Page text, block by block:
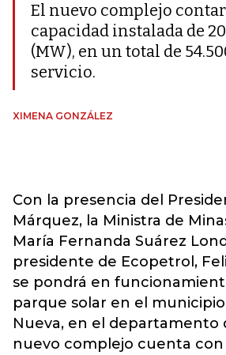
El nuevo complejo
capacidad instalada de
(MW), en un total de
servicio.
XIMENA GONZÁLEZ
Con la presencia del
Márquez, la Ministra de
María Fernanda Suárez
presidente de Ecopetrol,
se pondrá en
parque solar en el municipio
Nueva, en el departamento
nuevo complejo cuenta con